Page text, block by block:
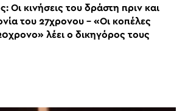
Οι κινήσεις του δράστη πριν και
του 27χρονου – «Οι κοπέλες
λέει ο δικηγόρος τους